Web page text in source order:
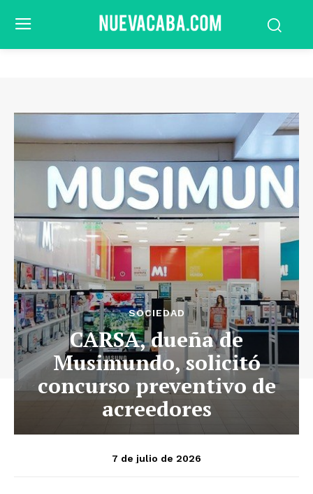
SOCIEDAD
CARSA, dueña de
Musimundo, solicitó
concurso preventivo de
acreedores
7 de julio de 2026